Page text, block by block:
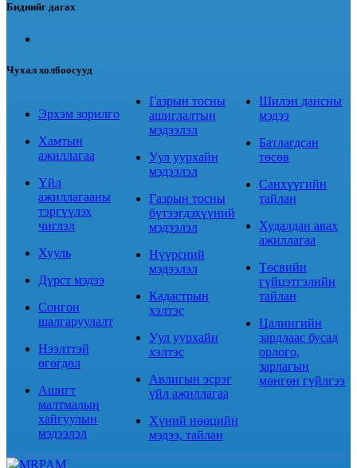
Биднийг дагах
Чухал холбоосууд
Эрхэм зорилго
Хамтын
ажиллагаа
Үйл
ажиллагааны
тэргүүлэх
чиглэл
Хууль
Дүрст мэдээ
Сонгон
шалгаруулалт
Нээлттэй
өгөгдөл
Ашигт
малтмалын
хайгуулын
мэдээлэл
Газрын тосны
ашиглалтын
мэдээлэл
Уул уурхайн
мэдээлэл
Газрын тосны
бүтээгдэхүүний
мэдээлэл
Нүүрсний
мэдээлэл
Кадастрын
хэлтэс
Уул уурхайн
хэлтэс
Авлигын эсрэг
үйл ажиллагаа
Хүний нөөцийн
мэдээ, тайлан
Шилэн дансны
мэдээ
Батлагдсан
төсөв
Санхүүгийн
тайлан
Худалдан авах
ажиллагаа
Төсвийн
гүйцэтгэлийн
тайлан
Цалингийн
зардлаас бусад
орлого,
зарлагын
мөнгөн гүйлгээ